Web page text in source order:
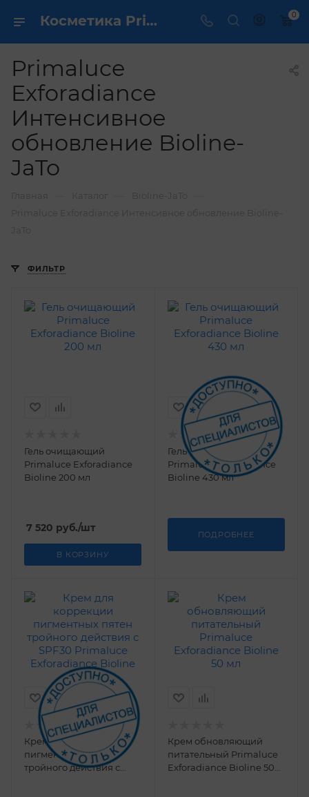
Косметика Primaluce Exforadiance Интенсивное обновление Bioline-JaTo - купить в интернет магазине ✔️ по выгодной цене 0
Primaluce
Exforadiance
Интенсивное
обновление Bioline-
JaTo
ФИЛЬТР
Гель очищающий
Primaluce Exforadiance
Bioline 200 мл
7 520 руб./шт
В КОРЗИНУ
Гель очищающий
Primaluce Exforadiance
Bioline 430 мл
ПОДРОБНЕЕ
Крем для коррекции
пигментных пятен
тройного действия с
Крем обновляющий
питательный Primaluce
Exforadiance Bioline 50